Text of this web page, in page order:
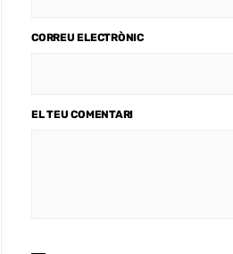
CORREU ELECTRÒNIC
EL TEU COMENTARI